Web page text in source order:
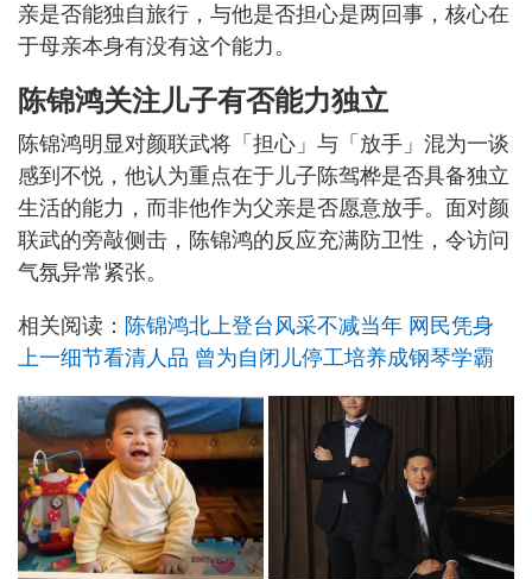
亲是否能独自旅行，与他是否担心是两回事，核心在
于母亲本身有没有这个能力。
陈锦鸿关注儿子有否能力独立
陈锦鸿明显对颜联武将「担心」与「放手」混为一谈
感到不悦，他认为重点在于儿子陈驾桦是否具备独立
生活的能力，而非他作为父亲是否愿意放手。面对颜
联武的旁敲侧击，陈锦鸿的反应充满防卫性，令访问
气氛异常紧张。
相关阅读： 陈锦鸿北上登台风采不减当年 网民凭身
上一细节看清人品 曾为自闭儿停工培养成钢琴学霸